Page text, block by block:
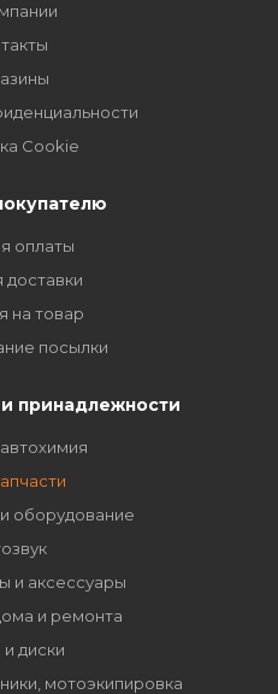
Cookie
оплаты
доставки
на товар
посылки
принадлежности
оборудование
и аксессуары
и ремонта
диски
мотоэкипировка